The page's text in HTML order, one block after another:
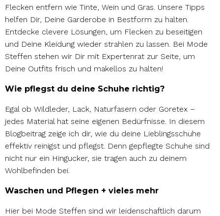
Flecken entfern wie Tinte, Wein und Gras. Unsere Tipps
helfen Dir, Deine Garderobe in Bestform zu halten.
Entdecke clevere Lösungen, um Flecken zu beseitigen
und Deine Kleidung wieder strahlen zu lassen. Bei Mode
Steffen stehen wir Dir mit Expertenrat zur Seite, um
Deine Outfits frisch und makellos zu halten!
Wie pflegst du deine Schuhe richtig?
Egal ob Wildleder, Lack, Naturfasern oder Goretex –
jedes Material hat seine eigenen Bedürfnisse. In diesem
Blogbeitrag zeige ich dir, wie du deine Lieblingsschuhe
effektiv reinigst und pflegst. Denn gepflegte Schuhe sind
nicht nur ein Hingucker, sie tragen auch zu deinem
Wohlbefinden bei.
Waschen und Pflegen + vieles mehr
Hier bei Mode Steffen sind wir leidenschaftlich darum